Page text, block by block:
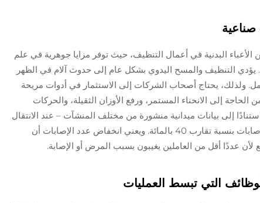
صناعية
البدنية في أعمال التنظيف، حيث توفر مزايا جوهرية في علم
التنظيف والمسح اليدوي بشكل عام إلى حدوث آلام في الظهر
ولذلك، يحتاج أصحاب الشركات إلى الاستثمار في أدوات مريحة
إلى الانحناء المستمر، ورفع الأوزان الثقيلة، والحركات
إلى بيانات ميدانية منشورة من مختلف المنشآت – عند الانتقال
إلى معدات تنظيف صناعية الجودة، تراجع معدل الإصابات بنسبة تقارب 40 بالمائة. ويعني انخفاض عدد الإصابات أن
لأن عددًا أقل من العاملين يغيبون بسبب المرض أو الإصابة.
التي تبسط العمليات